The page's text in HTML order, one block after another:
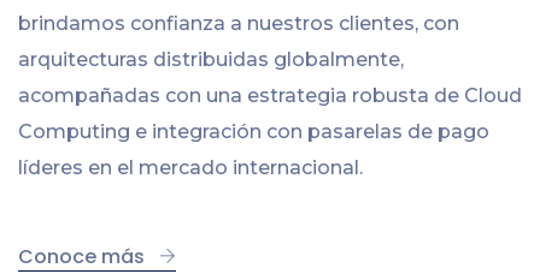
brindamos confianza a nuestros clientes, con
arquitecturas distribuidas globalmente,
acompañadas con una estrategia robusta de Cloud
Computing e integración con pasarelas de pago
líderes en el mercado internacional.
Conoce más